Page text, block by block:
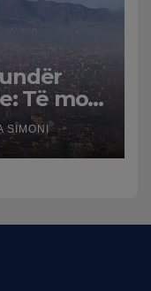
Të mos
e
SIMONI